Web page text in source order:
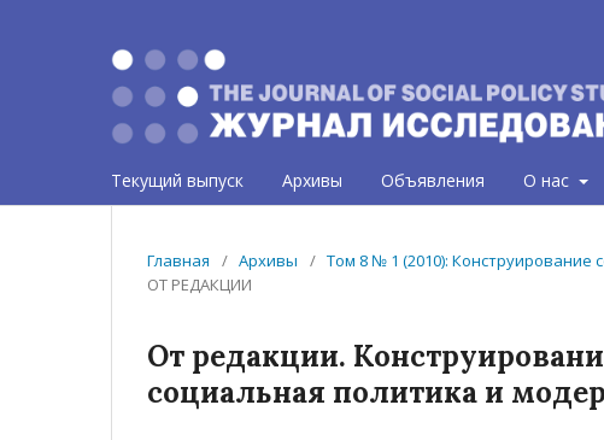
Текущий выпуск Архивы Объявления О нас
Главная / Архивы / Том 8 № 1 (2010):
ОТ РЕДАКЦИИ
От редакции.
социальная политика и